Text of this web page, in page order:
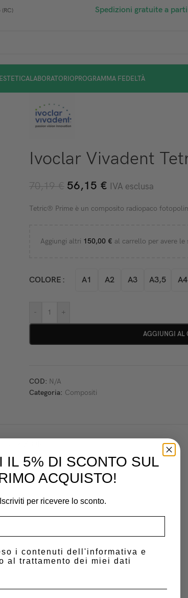
Spedizioni gratuite a
LABORATORIOPROGRAMMA FEDELTÀ
Ivoclar Vivadent
70,19€ 56,15 € IVA esclusa
Tetric® Prime è un composito radiopaco
Aggiungi altri 150,00 € al carrello per avere le
COLORE A1 A2 A3 A3,5 A4
- +
AGGIUNGI AL
COD: N/A
Categoria: Compositi
IL 5% DI SCONTO SUL
ACQUISTO!
Iscriviti per ricevere lo sconto.
i contenuti dell'informativa e
al trattamento dei miei dati